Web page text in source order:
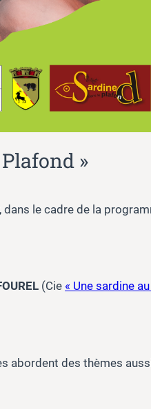
»
dans le cadre de la
(Cie « Une sardine
abordent des thèmes